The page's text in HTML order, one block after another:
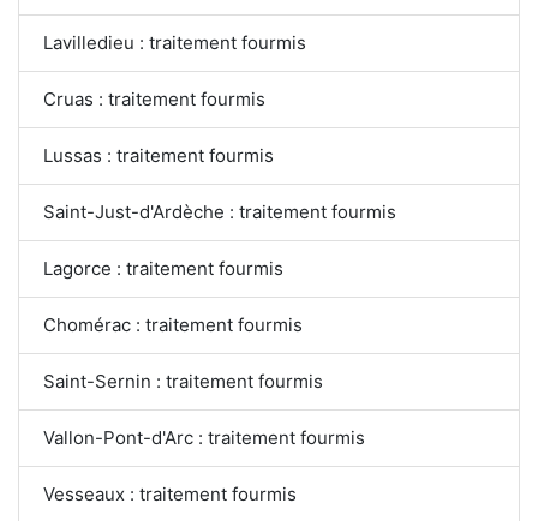
Lavilledieu : traitement fourmis
Cruas : traitement fourmis
Lussas : traitement fourmis
Saint-Just-d'Ardèche : traitement fourmis
Lagorce : traitement fourmis
Chomérac : traitement fourmis
Saint-Sernin : traitement fourmis
Vallon-Pont-d'Arc : traitement fourmis
Vesseaux : traitement fourmis